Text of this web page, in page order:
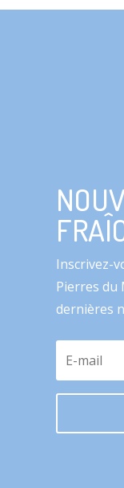
Inscrivez-
Pierres du
dernières